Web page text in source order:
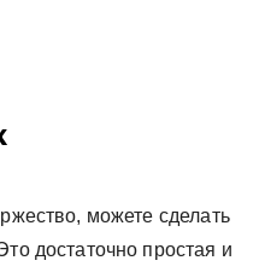
можете сделать
достаточно простая и